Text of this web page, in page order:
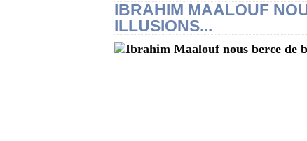
IBRAHIM MAALOUF
ILLUSIONS...